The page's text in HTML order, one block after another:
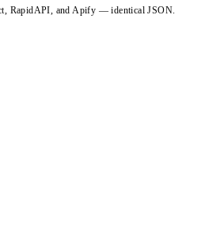
RapidAPI, and Apify — identical JSON.